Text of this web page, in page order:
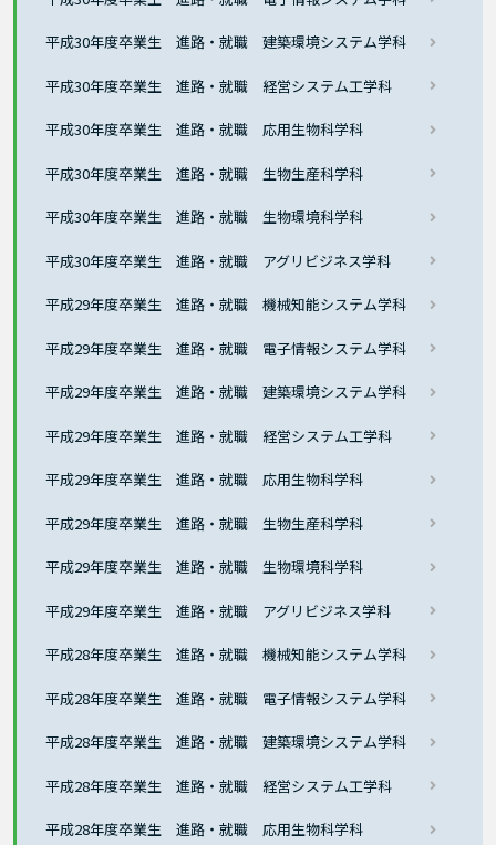
平成30年度卒業生 進路・就職 建築環境システム学科
平成30年度卒業生 進路・就職 経営システム工学科
平成30年度卒業生 進路・就職 応用生物科学科
平成30年度卒業生 進路・就職 生物生産科学科
平成30年度卒業生 進路・就職 生物環境科学科
平成30年度卒業生 進路・就職 アグリビジネス学科
平成29年度卒業生 進路・就職 機械知能システム学科
平成29年度卒業生 進路・就職 電子情報システム学科
平成29年度卒業生 進路・就職 建築環境システム学科
平成29年度卒業生 進路・就職 経営システム工学科
平成29年度卒業生 進路・就職 応用生物科学科
平成29年度卒業生 進路・就職 生物生産科学科
平成29年度卒業生 進路・就職 生物環境科学科
平成29年度卒業生 進路・就職 アグリビジネス学科
平成28年度卒業生 進路・就職 機械知能システム学科
平成28年度卒業生 進路・就職 電子情報システム学科
平成28年度卒業生 進路・就職 建築環境システム学科
平成28年度卒業生 進路・就職 経営システム工学科
平成28年度卒業生 進路・就職 応用生物科学科